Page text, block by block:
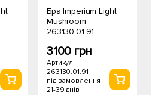
Бра Imperium Light
Mushroom
263130.01.91
3100 грн
Артикул
263130.01.91
під замовлення
21-39 днів